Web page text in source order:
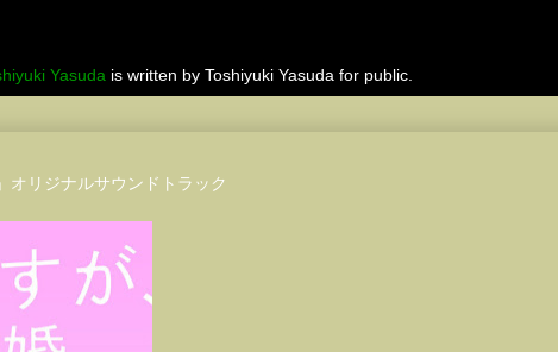
Yasuda is written by Toshiyuki Yasuda for public.
オリジナルサウンドトラック